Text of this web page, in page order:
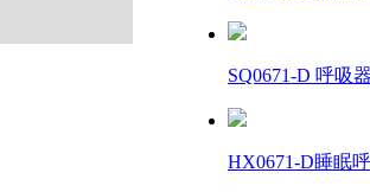
SQ0671-D 呼吸
HX0671-D睡眠